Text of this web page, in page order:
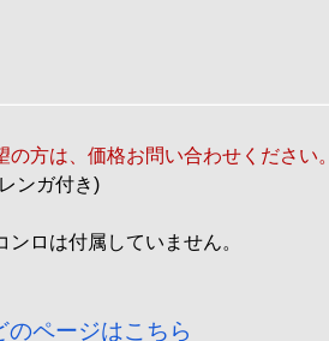
の方は、価格お問い合わせください。
ンガ付き)
ンロは付属していません。
のページはこちら